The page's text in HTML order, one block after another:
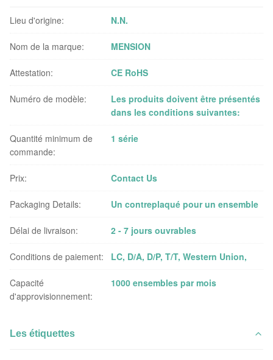
Lieu d'origine: N.N.
Nom de la marque: MENSION
Attestation: CE RoHS
Numéro de modèle:
Les produits doivent être présentés
dans les conditions suivantes:
Quantité minimum de
commande:
1 série
Prix: Contact Us
Packaging Details: Un contreplaqué pour un ensemble
Délai de livraison: 2 - 7 jours ouvrables
Conditions de paiement: LC, D/A, D/P, T/T, Western Union,
Capacité
d'approvisionnement:
1000 ensembles par mois
Les étiquettes